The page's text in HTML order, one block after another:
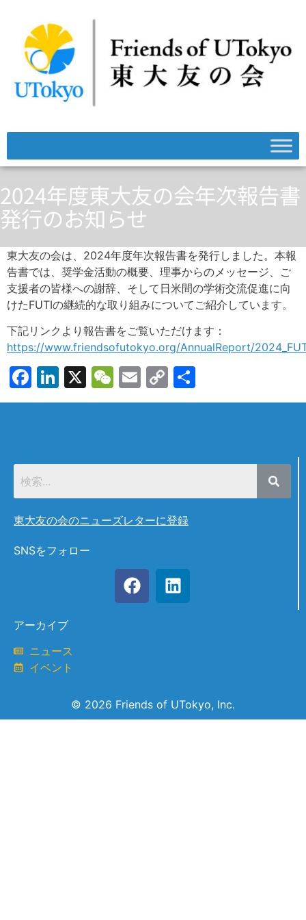
2024年度東大友の会年次報告書
発行のお知らせ
東大友の会は、2024年度年次報告書を発行しました。本報
告書では、奨学金活動の概要、理事からのメッセージ、ご
支援者の皆様への謝辞、そして日米間の学術交流促進に向
けたFUTIの継続的な取り組みについてご紹介しています。
下記リンクより報告書をご覧いただけます：
https://www.friendsofutokyo.org/AnnualReport/
Facebook
LinkedIn
X WeChat
Email
Copy
Link
有
東大友の会のニューズレターに登録
SNSをフォロー
アーカイブ
ニュース
イベント
© 2026 Friends of UTokyo, Inc.